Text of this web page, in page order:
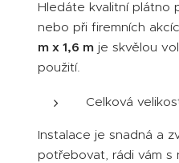
Hledáte kvalitní plátno
nebo při firemních
m x 1,6 m je skvělou
použití.
Celková
Instalace je snadná a
potřebovat, rádi vám s